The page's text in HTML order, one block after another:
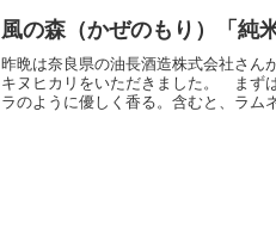
風の森（かぜのもり）「純
昨晩は奈良県の油長酒造株式会社さん
キヌヒカリをいただきました。 まず
ラのように優しく香る。含むと、ラム